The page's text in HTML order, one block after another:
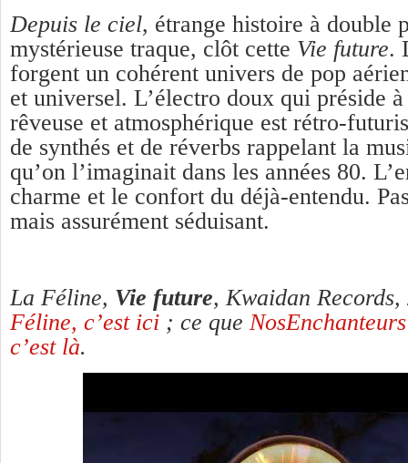
Depuis le ciel, étrange histoire à double
mystérieuse traque, clôt cette Vie future.
forgent un cohérent univers de pop
et universel. L’électro doux qui préside
rêveuse et atmosphérique est rétro-
de synthés et de réverbs rappelant la
qu’on l’imaginait dans les années 80.
charme et le confort du déjà-entendu.
mais assurément séduisant.
La Féline, Vie future, Kwaidan
Féline, c’est ici ; ce que
c’est là.